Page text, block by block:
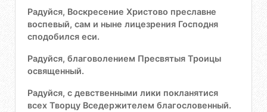
Радуйся, Воскресение Христово преславне
воспевый, сам и ныне лицезрения Господня
сподобился еси.
Радуйся, благоволением Пресвятыя Троицы
освященный.
Радуйся, с девственными лики покланятися
всех Творцу Вседержителем благословенный.